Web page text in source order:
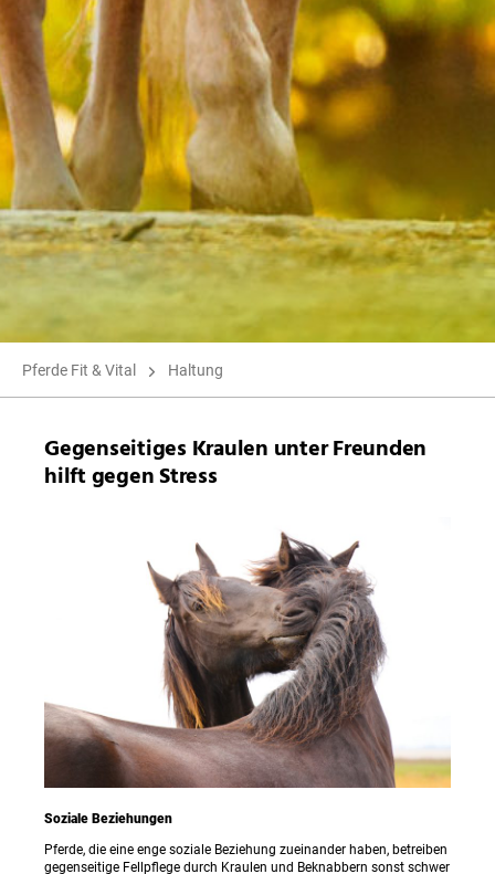
Pferde Fit & Vital Haltung
Gegenseitiges Kraulen unter Freunden
hilft gegen Stress
Soziale Beziehungen
Pferde, die eine enge soziale Beziehung zueinander haben, betreiben
gegenseitige Fellpflege durch Kraulen und Beknabbern sonst schwer